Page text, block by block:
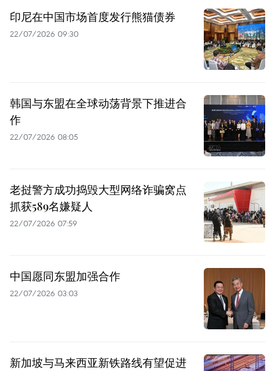
印尼在中国市场首度发行熊猫债券
22/07/2026 09:30
韩国与东盟在全球动荡背景下推进合
作
22/07/2026 08:05
老挝警方成功捣毁大型网络诈骗窝点
抓获589名嫌疑人
22/07/2026 07:59
中国愿同东盟加强合作
22/07/2026 03:03
新加坡与马来西亚新铁路线有望促进